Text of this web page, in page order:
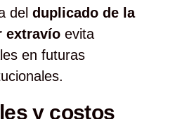
del duplicado de la
extravío evita
en futuras
y costos